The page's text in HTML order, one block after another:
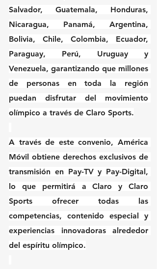
Salvador, Guatemala, Honduras,
Nicaragua, Panamá, Argentina,
Bolivia, Chile, Colombia, Ecuador,
Paraguay, Perú, Uruguay y
Venezuela, garantizando que millones
de personas en toda la región
puedan disfrutar del movimiento
olímpico a través de Claro Sports.
A través de este convenio, América
Móvil obtiene derechos exclusivos de
transmisión en Pay-TV y Pay-Digital,
lo que permitirá a Claro y Claro
Sports ofrecer todas las
competencias, contenido especial y
experiencias innovadoras alrededor
del espíritu olímpico.